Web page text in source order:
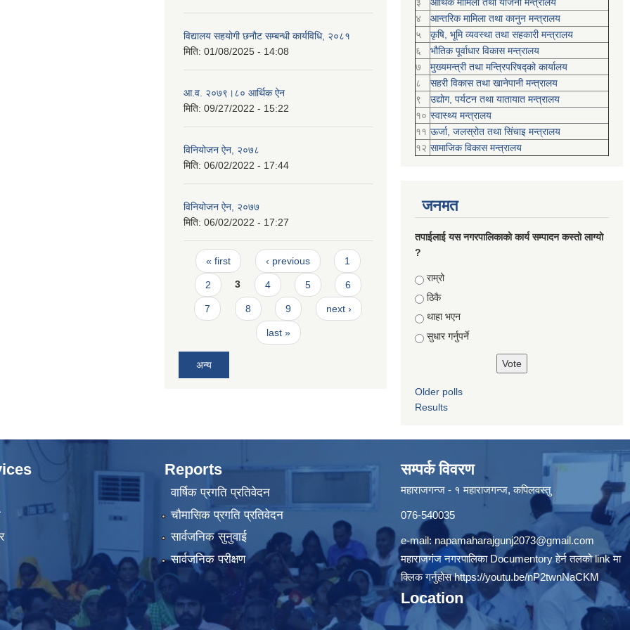
विद्यालय सहयोगी छनौट सम्बन्धी कार्यविधि, २०८१
मिति: 01/08/2025 - 14:08
आ.व. २०७९।८० आर्थिक ऐन
मिति: 09/27/2022 - 15:22
विनियोजन ऐन, २०७८
मिति: 06/02/2022 - 17:44
विनियोजन ऐन, २०७७
मिति: 06/02/2022 - 17:27
Pages
« first ‹ previous 1
2 3 4 5 6
7 8 9 next ›
last »
अन्य
४
आन्तरिक मामिला तथा कानुन मन्त्रालय
५
कृषि, भूमि व्यवस्था तथा सहकारी मन्त्रालय
६
भौतिक पूर्वाधार विकास मन्त्रालय
७
मुख्यमन्त्री तथा मन्त्रिपरिषद्को कार्यालय
८
सहरी विकास तथा खानेपानी मन्त्रालय
९
उद्योग, पर्यटन तथा यातायात मन्त्रालय
१० स्वास्थ्य मन्त्रालय
११ ऊर्जा, जलस्रोत तथा सिंचाइ मन्त्रालय
१२ सामाजिक विकास मन्‍‍त्रालय
जनमत
तपाईलाई यस नगरपालिकाको कार्य सम्पादन कस्तो लाग्यो
?
Choices
राम्रो
ठिकै
थाहा भएन
सुधार गर्नुपर्ने
Older polls
Results
Reports
वार्षिक प्रगति प्रतिवेदन
चौमासिक प्रगति प्रतिवेदन
सार्वजनिक सुनुवाई
सार्वजनिक परीक्षण
सम्पर्क विवरण
महाराजगन्ज - १ महाराजगन्ज, कपिलवस्तु
076-540035
e-mail: napamaharajgunj2073@gmail.com
महाराजगंज नगरपालिका Documentory हेर्न तलको link मा
क्लिक गर्नुहोसhttps://youtu.be/nP2twnNaCKM
Location